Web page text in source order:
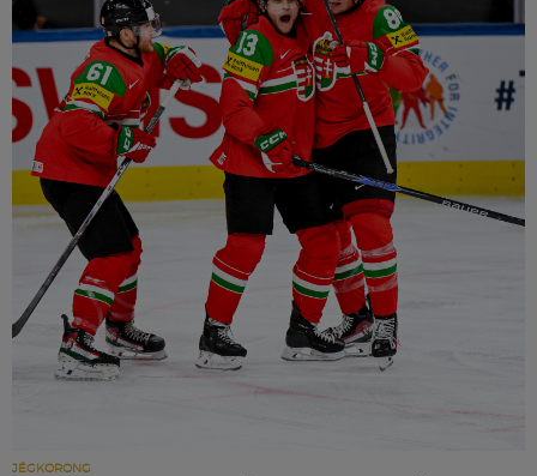
JÉGKORONG